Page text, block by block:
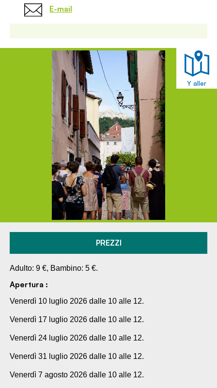
E-mail
Y aller
PREZZI
Adulto: 9 €, Bambino: 5 €.
Apertura :
Venerdì 10 luglio 2026 dalle 10 alle 12.
Venerdì 17 luglio 2026 dalle 10 alle 12.
Venerdì 24 luglio 2026 dalle 10 alle 12.
Venerdì 31 luglio 2026 dalle 10 alle 12.
Venerdì 7 agosto 2026 dalle 10 alle 12.